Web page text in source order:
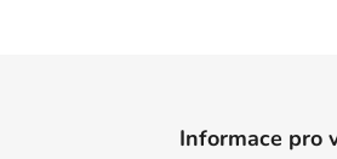
Informace pro